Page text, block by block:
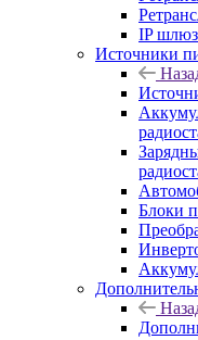
IP
Источники
Блоки